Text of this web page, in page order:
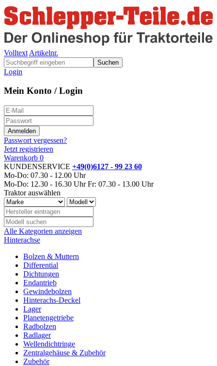
Volltext Artikelnr.
Suchen
Login
Mein Konto / Login
Passwort vergessen?
Jetzt registrieren
Warenkorb 0
KUNDENSERVICE +49(0)6127 - 99 23 60
Mo-Do: 07.30 - 12.00 Uhr
Mo-Do: 12.30 - 16.30 Uhr Fr: 07.30 - 13.00 Uhr
Traktor auswählen
Alle Kategorien anzeigen
Hinterachse
Bolzen & Muttern
Differential
Dichtungen
Endantrieb
Gewindebolzen
Hinterachs-Deckel
Lager
Planetengetriebe
Radbolzen
Radlager
Wellendichtringe
Zentralgehäuse & Zubehör
Zubehör